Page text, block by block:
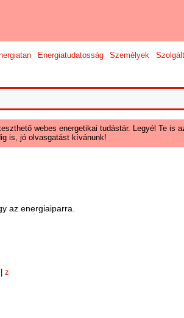
Energiatudatosság Személyek
webes energetikai tudástár. Legyél Te is
is, jó olvasgatást kívánunk!
az energiaiparra.
z